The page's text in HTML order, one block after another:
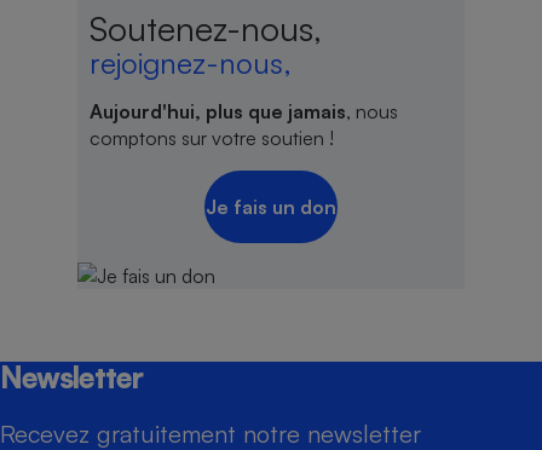
Soutenez-nous,
rejoignez-nous,
Aujourd'hui, plus que jamais, nous
comptons sur votre soutien !
Je fais un don
Newsletter
Recevez gratuitement notre newsletter